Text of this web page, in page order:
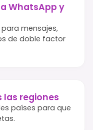
WhatsApp y
mensajes,
de doble factor
las regiones
países para que